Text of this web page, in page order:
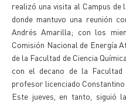
realizó una visita al Campus de
donde mantuvo una reunión
Andrés Amarilla; con los
Comisión Nacional de Energía
de la Facultad de Ciencia
con el decano de la Facultad
profesor licenciado Constantino
Este jueves, en tanto, siguió